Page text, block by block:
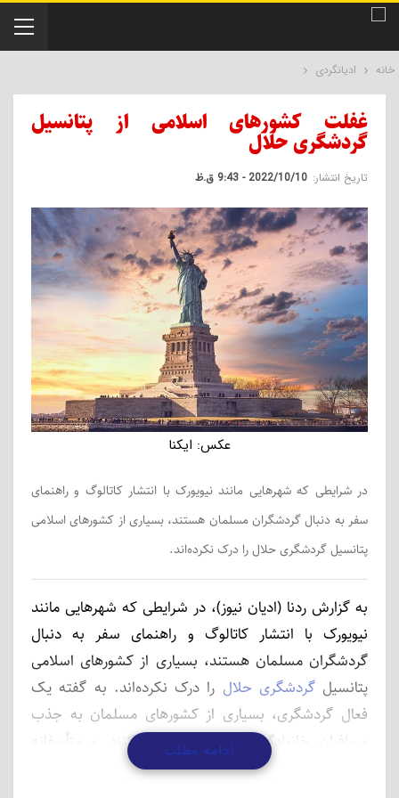
خانه ادیانگردی
غفلت کشورهای اسلامی از پتانسیل
گردشگری حلال
تاریخ انتشار: 2022/10/10 - 9:43 ق.ظ
عکس: ایکنا
در شرایطی که شهرهایی مانند نیویورک با انتشار کاتالوگ و راهنمای
سفر به دنبال گردشگران مسلمان هستند،‌ بسیاری از کشورهای اسلامی
پتانسیل گردشگری حلال را درک نکرده‌اند.
به گزارش ردنا (ادیان نیوز)، در شرایطی که شهرهایی مانند
نیویورک با انتشار کاتالوگ و راهنمای سفر به دنبال
گردشگران مسلمان هستند،‌ بسیاری از کشورهای اسلامی
پتانسیلگردشگری حلال را درک نکرده‌اند. به گفته یک
فعال گردشگری، بسیاری از کشورهای مسلمان به جذب
مسافران خانوادگی مسلمان فکر نمی‌کنند و متأسفانه
جذب توریست غربی برای آنها اعتبار بیشتری دارد.
ادامه مطلب